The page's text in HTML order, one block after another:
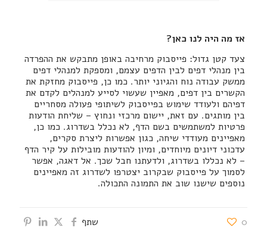
אז מה היה לנו כאן?
צעד קטן גדול: פייסבוק מרחיבה באופן מתבקש את ההפרדה
בין מנהלי דפים לבין הדפים עצמם, ומספקת למנהלי דפים
ממשק עבודה נוח והגיוני יותר. כמו כן, פייסבוק מחזקת את
הקשרים בין דפים, מאפיין שעשוי לסייע למנהלים לקדם את
דפיהם ולעודד שימוש בפייסבוק לשיתופי פעולה מסחריים
בין מותגים. עם זאת, יישום מרכזי ונחוץ – שליחת הודעות
פרטיות למשתמשים בשם הדף, לא נכלל בשדרוג. כמו כן,
מאפיינים מעודדי שיחה, כגון אפשרות ליצרת סקרים,
עדכוני דיונים מיוחדים, ומיון להודעות מובילות על קיר הדף
– לא נכללו בשדרוג, ולדעתנו חבל שכך. אל דאגה, אפשר
לסמוך על פייסבוק שבקרוב יצטרפו לשדרוג זה מאפיינים
נוספים שישנו שוב את התמונה התכולה.
שתף 0